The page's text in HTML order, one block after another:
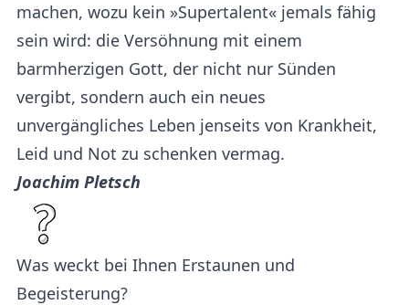
machen, wozu kein »Supertalent« jemals fähig
sein wird: die Versöhnung mit einem
barmherzigen Gott, der nicht nur Sünden
vergibt, sondern auch ein neues
unvergängliches Leben jenseits von Krankheit,
Leid und Not zu schenken vermag.
Joachim Pletsch
Was weckt bei Ihnen Erstaunen und
Begeisterung?